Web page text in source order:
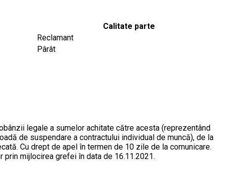
Calitate parte
Reclamant
Pârât
legale a sumelor achitate către acesta (reprezentând
de suspendare a contractului individual de muncă), de la
Cu drept de apel în termen de 10 zile de la comunicare.
mijlocirea grefei în data de 16.11.2021.